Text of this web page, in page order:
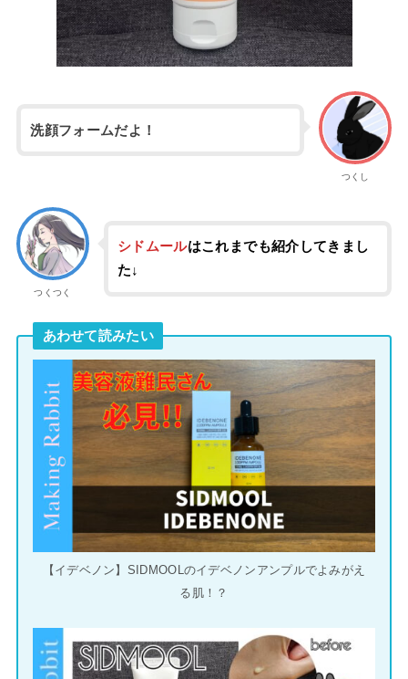
つくし
洗顔フォームだよ！
つくつく
シドムールはこれまでも紹介してきまし
た↓
あわせて読みたい
【イデベノン】SIDMOOLのイデベノンアンプルでよみがえ
る肌！？